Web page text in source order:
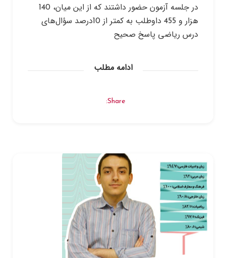
در جلسه آزمون حضور داشتند که از اين ميان، 140
هزار و 455 داوطلب به کمتر از 10درصد سؤال‌هاي
درس رياضي پاسخ صحيح
ادامه مطلب
Share: